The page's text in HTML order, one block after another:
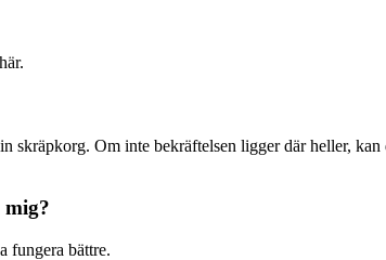
skräpkorg. Om inte bekräftelsen ligger där heller,
fungera bättre.